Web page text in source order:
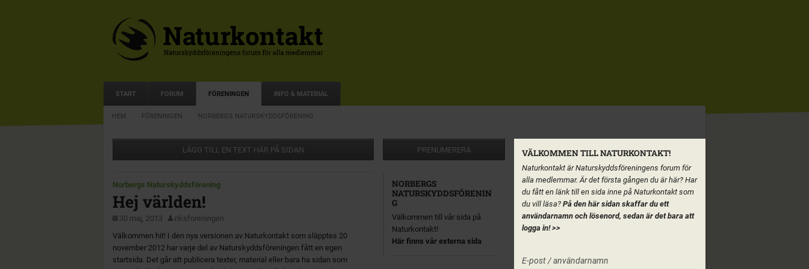
START FORUM FÖRENINGEN INFO & MATERIAL
HEM FÖRENINGEN NORBERGS NATURSKYDDSFÖRENING
LÄGG TILL EN TEXT HÄR PÅ SIDAN
Norbergs Naturskyddsförening
Hej världen!
30 maj, 2013
riksforeningen
Välkommen hit! I den nya versionen av Naturkontakt som släpptes 20
november 2012 har varje del av Naturskyddsföreningen fått en egen
startsida. Det går att publicera texter, material eller bara ha sidan som
PRENUMERERA
NORBERGS
NATURSKYDDSFÖRENIN
G
Välkommen till vår sida på
Naturkontakt!
Här finns vår externa sida
VÄLKOMMEN TILL NATURKONTAKT!
Naturkontakt är Naturskyddsföreningens forum för
alla medlemmar. Är det första gången du är här? Har
du fått en länk till en sida inne på Naturkontakt som
du vill läsa? På den här sidan skaffar du ett
användarnamn och lösenord, sedan är det bara att
logga in!>>
E-post / användarnamn